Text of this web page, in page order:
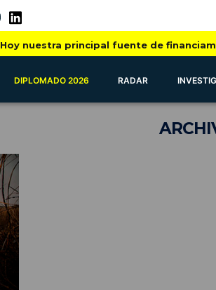
Hoy nuestra principal fuente de
DIPLOMADO 2026 RADAR